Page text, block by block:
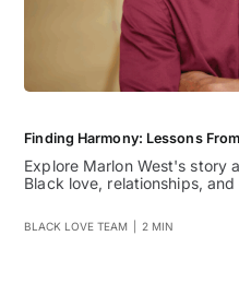
Finding Harmony: Lessons
Explore Marlon West's story
Black love, relationships,
BLACK LOVE TEAM 2 MIN